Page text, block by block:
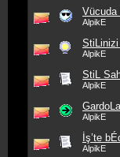
Vücuda
AlpikE
StiLinizi
AlpikE
StiL
AlpikE
AlpikE
İş’te
AlpikE